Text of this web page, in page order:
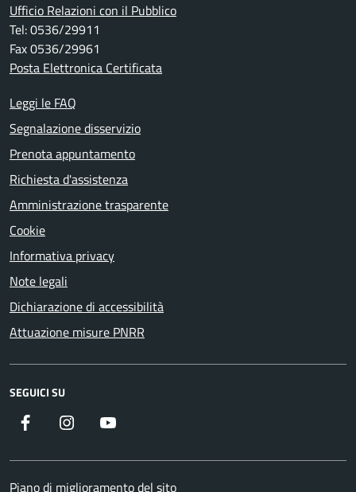
Ufficio Relazioni con il Pubblico
Tel: 0536/29911
Fax 0536/29961
Posta Elettronica Certificata
Leggi le FAQ
Segnalazione disservizio
Prenota appuntamento
Richiesta d'assistenza
Amministrazione trasparente
Cookie
Informativa privacy
Note legali
Dichiarazione di accessibilità
Attuazione misure PNRR
SEGUICI SU
Facebook Instagram
Piano di miglioramento del sito